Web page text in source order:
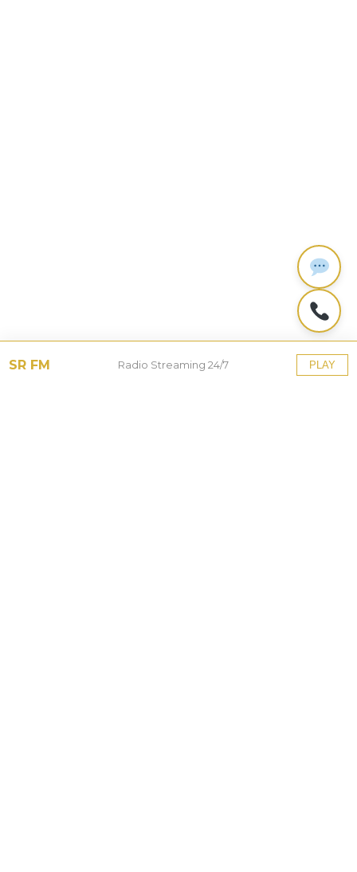
SR FM Radio Streaming 24/7 PLAY